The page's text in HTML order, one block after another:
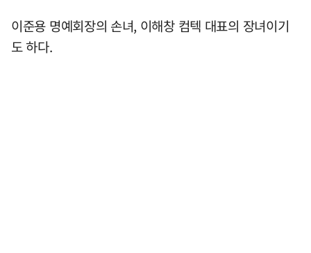
이준용 명예회장의 손녀, 이해창 컴텍 대표의 장녀이기
도 하다.